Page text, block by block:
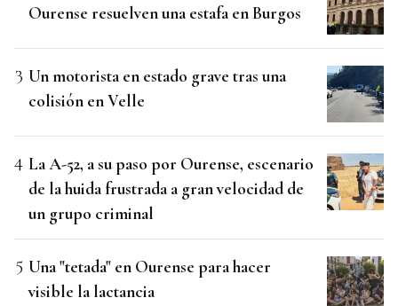
Ourense resuelven una estafa en Burgos
Un motorista en estado grave tras una
colisión en Velle
La A-52, a su paso por Ourense, escenario
de la huida frustrada a gran velocidad de
un grupo criminal
Una "tetada" en Ourense para hacer
visible la lactancia